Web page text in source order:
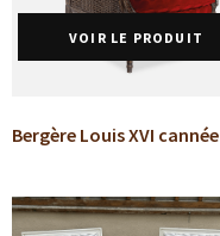
VOIR LE PRODUIT
Bergère Louis XVI cannée